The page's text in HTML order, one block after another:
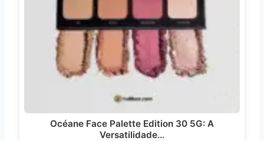
Océane Face Palette Edition 30 5G: A
Versatilidade…